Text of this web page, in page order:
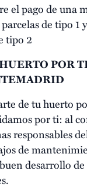
el pago de una
de tipo 1
tipo 2
POR
de tu huerto
por ti: al
responsables
de
desarrollo